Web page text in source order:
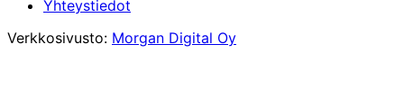
Yhteystiedot
Verkkosivusto: Morgan Digital Oy